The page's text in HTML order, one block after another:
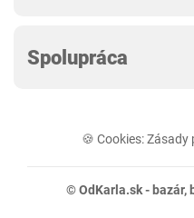
Spolupráca
🍪 Cookies:Zásady
© OdKarla.sk - bazár,